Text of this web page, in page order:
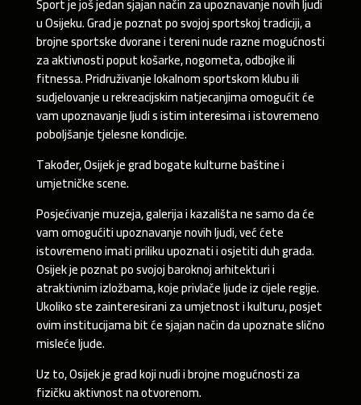
u Osijeku. Grad je poznat po svojoj sportskoj tradiciji, a
brojne sportske dvorane i tereni nude razne mogućnosti
za aktivnosti poput košarke, nogometa, odbojke ili
fitnessa. Pridruživanje lokalnom sportskom klubu ili
sudjelovanje u rekreacijskim natjecanjima omogućit će
vam upoznavanje ljudi s istim interesima i istovremeno
poboljšanje tjelesne kondicije.
Također, Osijek je grad bogate kulturne baštine i
umjetničke scene.
Posjećivanje muzeja, galerija i kazališta ne samo da će
vam omogućiti upoznavanje novih ljudi, već ćete
istovremeno imati priliku upoznati i osjetiti duh grada.
Osijek je poznat po svojoj baroknoj arhitekturi i
atraktivnim izložbama, koje privlače ljude iz cijele regije.
Ukoliko ste zainteresirani za umjetnost i kulturu, posjet
ovim institucijama bit će sjajan način da upoznate slično
misleće ljude.
Uz to, Osijek je grad koji nudi i brojne mogućnosti za
fizičku aktivnost na otvorenom.